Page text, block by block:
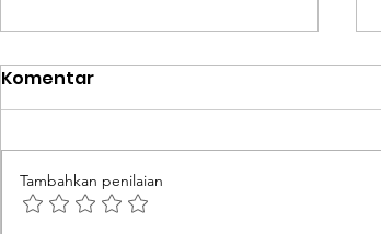
Komentar
Tambahkan penilaian